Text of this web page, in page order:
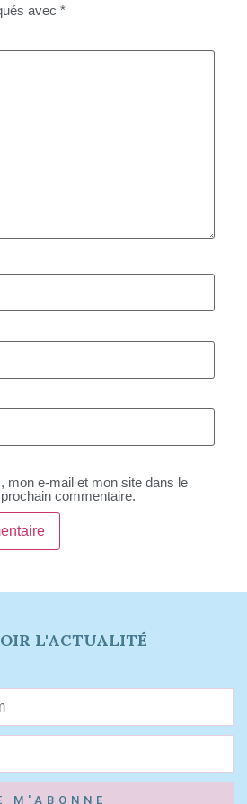
avec *
mon e-mail et mon site dans le
commentaire.
L'ACTUALITÉ
M'ABONNE